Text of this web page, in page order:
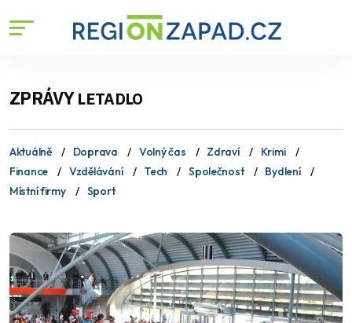
ZPRÁVYLETADLO
Aktuálně Doprava Volný čas Zdraví
Krimi
Finance
Vzdělávání Tech Společnost
Bydlení
Místní firmy
Sport